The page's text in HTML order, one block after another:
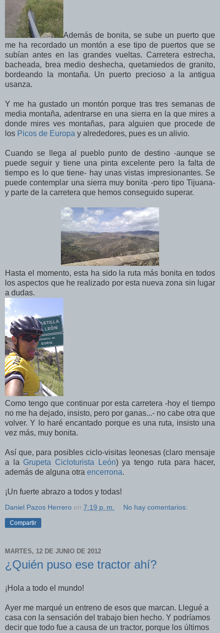
Además de bonita, se sube un puerto que
me ha recordado un montón a ese tipo de puertos que se
subían antes en las grandes vueltas. Carretera estrecha,
bacheada, brea medio deshecha, quetamiedos de granito,
bordeando la montaña. Un puerto precioso a la antigua
usanza.
Y me ha gustado un montón porque tras tres semanas de
media montaña, adentrarse en una sierra en la que mires a
donde mires ves montañas, para alguien que procede de
los Picos de Europa y alrededores, pues es un alivio.
Cuando se llega al pueblo punto de destino -aunque se
puede seguir y tiene una pinta excelente pero la falta de
tiempo es lo que tiene- hay unas vistas impresionantes. Se
puede contemplar una sierra muy bonita -pero tipo Tijuana-
y parte de la carretera que hemos conseguido superar.
Hasta el momento, esta ha sido la ruta más bonita en todos
los aspectos que he realizado por esta nueva zona sin lugar
a dudas.
Como tengo que continuar por esta carretera -hoy el tiempo
no me ha dejado, insisto, pero por ganas...- no cabe otra que
volver. Y lo haré encantado porque es una ruta, insisto una
vez más, muy bonita.
Así que, para posibles ciclo-visitas leonesas (claro mensaje
a la Grupeta Cicloturista León) ya tengo ruta para hacer,
además de alguna otra encerrona.
¡Un fuerte abrazo a todos y todas!
Daniel Pazos Herrero en 7:19 p. m. No hay comentarios:
Compartir
MARTES, 12 DE JUNIO DE 2012
¿Quién puso ese tractor ahí?
¡Hola a todo el mundo!
Ayer me marqué un entreno de esos que marcan. Llegué a
casa con la sensación del trabajo bien hecho. Y podríamos
decir que todo fue a causa de un tractor, porque los últimos